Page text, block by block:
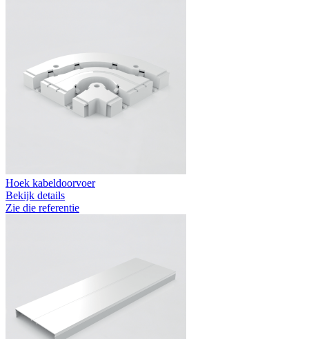
Hoek kabeldoorvoer
Bekijk details
Zie die referentie